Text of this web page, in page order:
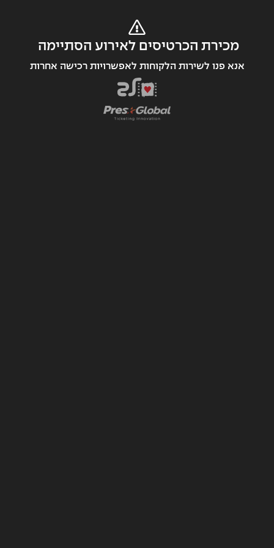
מכירת הכרטיסים לאירוע הסתיימה
אנא פנו לשירות הלקוחות לאפשרויות רכישה אחרות